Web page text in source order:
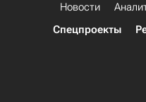
Новости
Спецпроекты